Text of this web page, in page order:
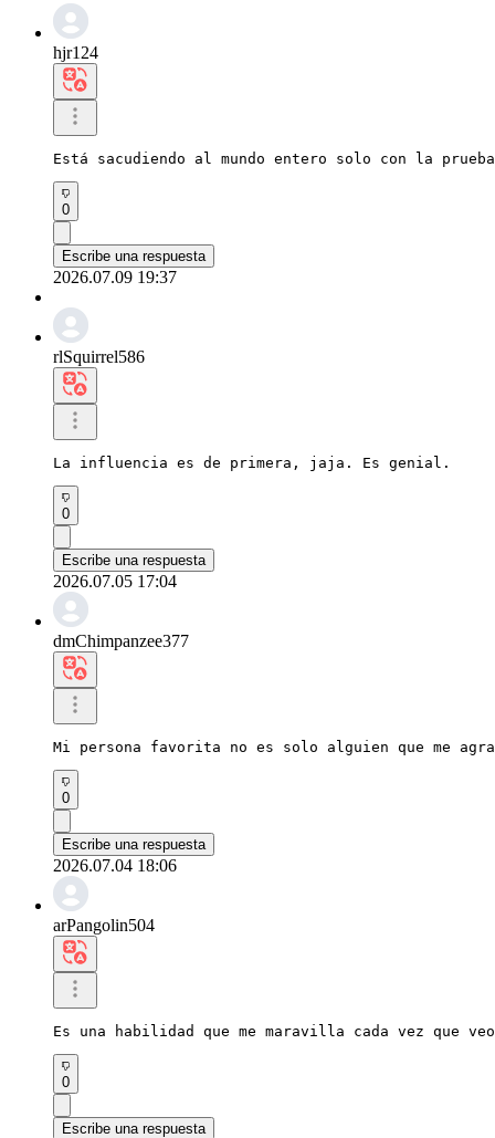
hjr124
Está sacudiendo al mundo entero solo con la
0
Escribe una respuesta
2026.07.09 19:37
rlSquirrel586
La influencia es de primera, jaja. Es genial.
0
Escribe una respuesta
2026.07.05 17:04
dmChimpanzee377
Mi persona favorita no es solo alguien que me
0
Escribe una respuesta
2026.07.04 18:06
arPangolin504
Es una habilidad que me maravilla cada vez que
0
Escribe una respuesta